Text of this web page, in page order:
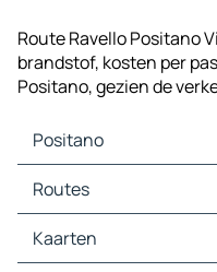
Route Ravello Positano
brandstof, kosten per
Positano, gezien de
Positano
Positano Kaarten
Positano Verkeer
Positano Hotels
Positano Restaurants
Routes
Routes Positano - Napels
Routes Positano - Salerno
Kaarten